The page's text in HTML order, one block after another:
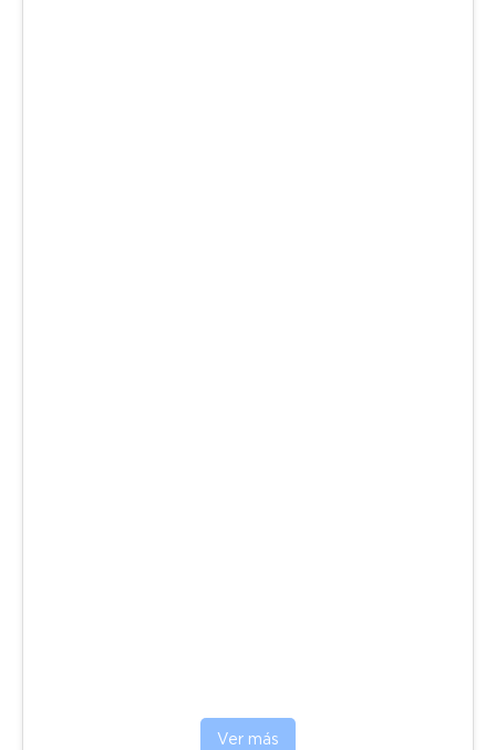
Ver más